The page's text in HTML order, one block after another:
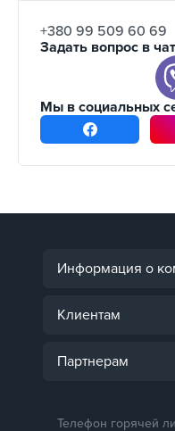
+380 99 509 60 69
Задать вопрос в
Мы в социальных
Информация о
Клиентам
Партнерам
Телефон горячей